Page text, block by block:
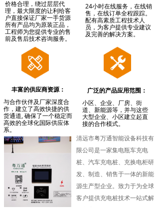
价格合理，绕过层层代
理，最大限度的让利给客
户直接保证厂家一手货源
所有产品均为原装正品，
工程师为您提供专业的售
前及售后技术咨询服务。
24小时在线服务，在线销
售，在线订单全程跟踪。
配有高素质工程技术人
员，为客户提供专业建议
及完善的解决方案。
丰富的供应商资源：
与合作伙伴及厂家深度合
作，建立了高效快捷的供
货通道, 确保了一个稳定而
高效的全球化国际供应体
系。
广泛的产品应用范围：
小区、企业、厂房、街
道、新能源等，并与这些
大型企业、小区建立起直
接的合作模式。
清远市粤万通智能设备科技有
限公司是一家集电瓶车充电
桩、汽车充电桩、充换电柜研
发、制造、销售于一体的新能
源生产型企业。致力于为全球
客户提供充电桩技术一站式解